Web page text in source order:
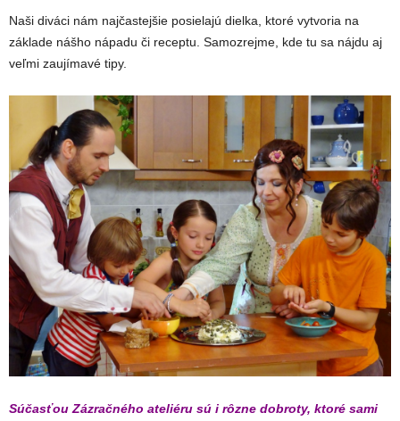
Naši diváci nám najčastejšie posielajú dielka, ktoré vytvoria na
základe nášho nápadu či receptu. Samozrejme, kde tu sa nájdu aj
veľmi zaujímavé tipy.
Súčasťou Zázračného ateliéru sú i rôzne dobroty, ktoré sami